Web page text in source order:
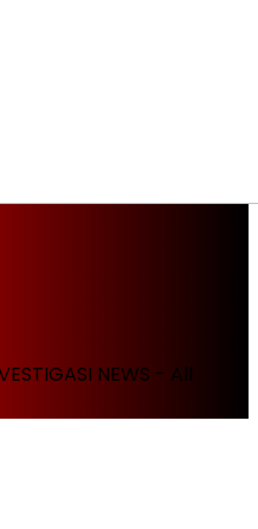
NEWS - All